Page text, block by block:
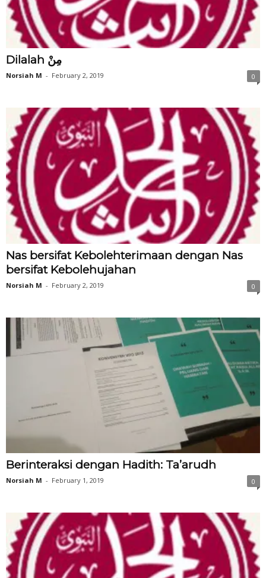
Dilalah مِنْ
Norsiah M - February 2, 2019 0
Nas bersifat Kebolehterimaan dengan Nas
bersifat Kebolehujahan
Norsiah M - February 2, 2019 0
Berinteraksi dengan Hadith: Ta’arudh
Norsiah M - February 1, 2019 0